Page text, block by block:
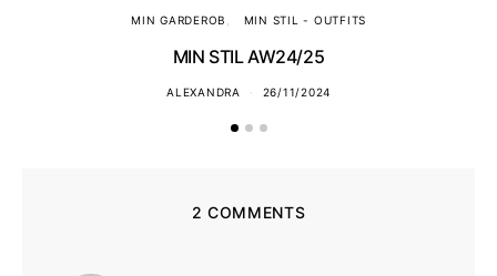
MIN GARDEROB MIN STIL - OUTFITS
MIN STIL AW24/25
ALEXANDRA 26/11/2024
2 COMMENTS